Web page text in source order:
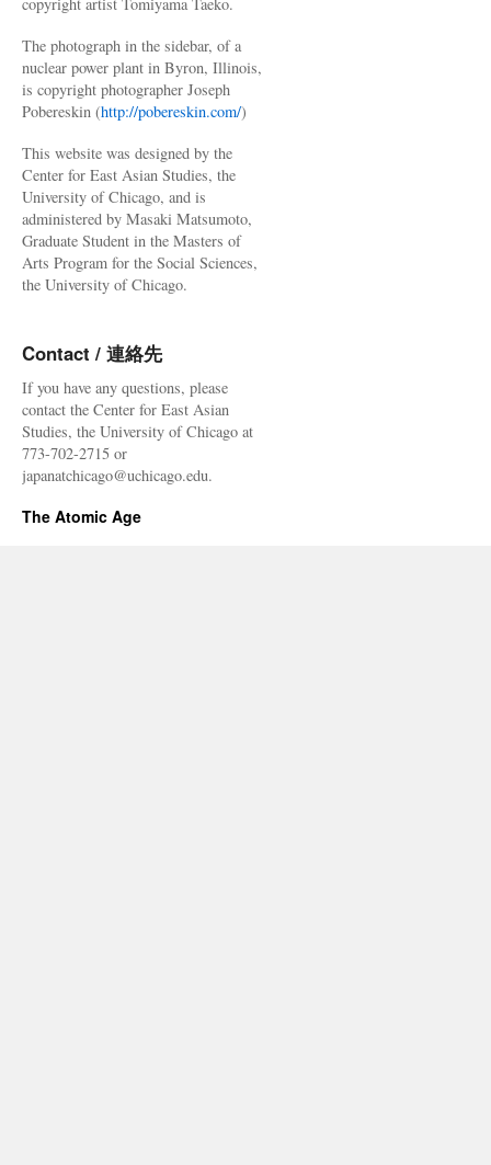
The photograph in the sidebar, of a
nuclear power plant in Byron, Illinois,
is copyright photographer Joseph
Pobereskin (http://pobereskin.com/)
This website was designed by the
Center for East Asian Studies, the
University of Chicago, and is
administered by Masaki Matsumoto,
Graduate Student in the Masters of
Arts Program for the Social Sciences,
the University of Chicago.
Contact / 連絡先
If you have any questions, please
contact the Center for East Asian
Studies, the University of Chicago at
773-702-2715 or
japanatchicago@uchicago.edu.
The Atomic Age